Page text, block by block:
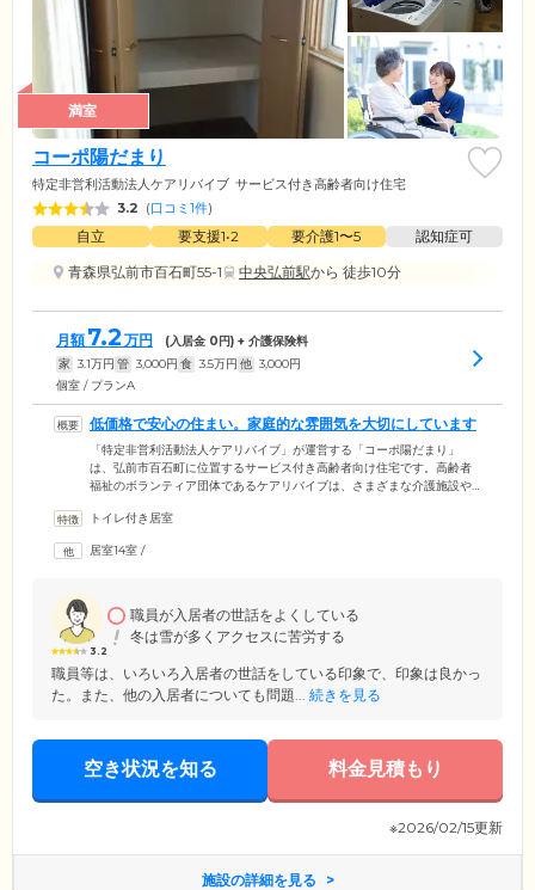
満室
コーポ陽だまり
特定非営利活動法人ケアリバイブ サービス付き高齢者向け住宅
3.2 (口コミ1件)
自立 要支援1•2 要介護1〜5
認知症可
青森県弘前市百石町55-1
中央弘前駅から 徒歩10分
月額 7.2 万円 (入居金 0円) + 介護保険料
家 3.1万円 管 3,000円 食 3.5万円 他 3,000円
個室 / プランA
低価格で安心の住まい。家庭的な雰囲気を大切にしています
「特定非営利活動法人ケアリバイブ」が運営する「コーポ陽だまり」
は、弘前市百石町に位置するサービス付き高齢者向け住宅です。高齢者
福祉のボランティア団体であるケアリバイブは、さまざまな介護施設や
にお役立ていただいています。「コーポ陽だまり」には、介護を必要と
で、幅広い身体状況の方がご入居可能。ご入居者様同士が助け合いなが
トイレ付き居室
居室14室 /
3.2
職員が入居者の世話をよくしている
冬は雪が多くアクセスに苦労する
職員等は、いろいろ入居者の世話をしている印象で、印象は良かっ
た。また、他の入居者についても問題... 続きを見る
空き状況を知る 料金見積もり
※2026/02/15更新
施設の詳細を見る